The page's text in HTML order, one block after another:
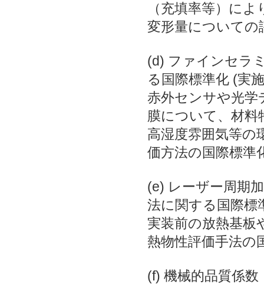
（充填率等）に
変形量についての
(d) ファインセラ
る国際標準化 (実
赤外センサや光
膜について、材料
高湿度雰囲気等の
価方法の国際標準
(e) レーザー周期
法に関する国際標
実装前の放熱基板
熱物性評価手法の
(f) 機械的品質係